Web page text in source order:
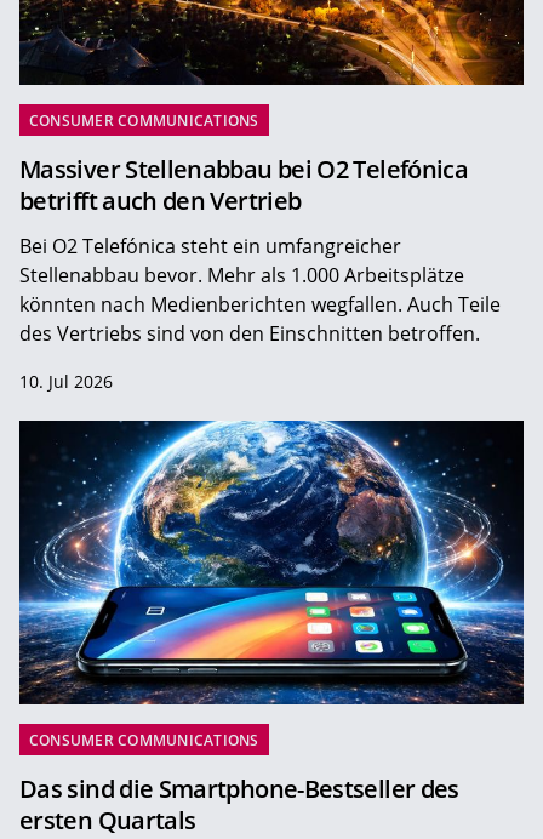
CONSUMER COMMUNICATIONS
Massiver Stellenabbau bei O2 Telefónica
betrifft auch den Vertrieb
Bei O2 Telefónica steht ein umfangreicher
Stellenabbau bevor. Mehr als 1.000 Arbeitsplätze
könnten nach Medienberichten wegfallen. Auch Teile
des Vertriebs sind von den Einschnitten betroffen.
10. Jul 2026
CONSUMER COMMUNICATIONS
Das sind die Smartphone-Bestseller des
ersten Quartals